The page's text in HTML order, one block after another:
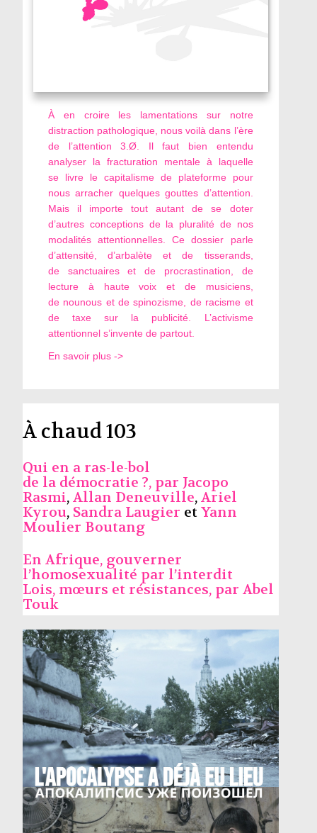
À en croire les lamentations sur notre
distraction pathologique, nous voilà dans l’ère
de l’attention 3.Ø. Il faut bien entendu
analyser la fracturation mentale à laquelle
se livre le capitalisme de plateforme pour
nous arracher quelques gouttes d’attention.
Mais il importe tout autant de se doter
d’autres conceptions de la pluralité de nos
modalités attentionnelles. Ce dossier parle
d’attensité, d’arbalète et de tisserands,
de sanctuaires et de procrastination, de
lecture à haute voix et de musiciens,
de nounous et de spinozisme, de racisme et
de taxe sur la publicité. L’activisme
attentionnel s’invente de partout.
En savoir plus ->
À chaud 103
Qui en a ras-le-bol
de la démocratie ?, par Jacopo
Rasmi, Allan Deneuville, Ariel
Kyrou, Sandra Laugier et Yann
Moulier Boutang
En Afrique, gouverner
l’homosexualité par l’interdit
Lois, mœurs et résistances, par Abel
Touk